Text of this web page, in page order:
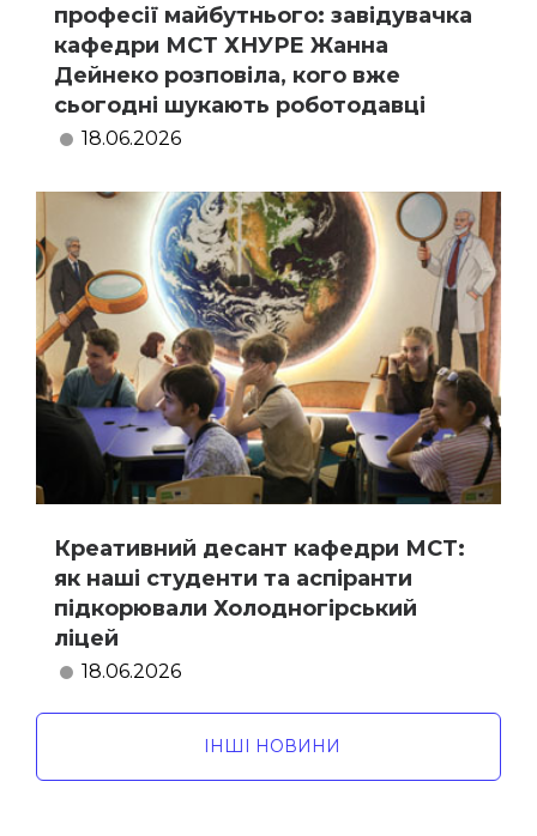
професії майбутнього: завідувачка
кафедри МСТ ХНУРЕ Жанна
Дейнеко розповіла, кого вже
сьогодні шукають роботодавці
18.06.2026
Креативний десант кафедри МСТ:
як наші студенти та аспіранти
підкорювали Холодногірський
ліцей
18.06.2026
ІНШІ НОВИНИ